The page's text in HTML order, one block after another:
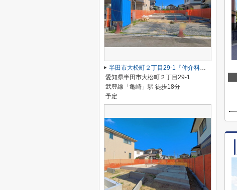
半田市大松町２丁目29-1『仲介料無料』新築戸建て
愛知県半田市大松町２丁目29-1
武豊線「亀崎」駅 徒歩18分
予定